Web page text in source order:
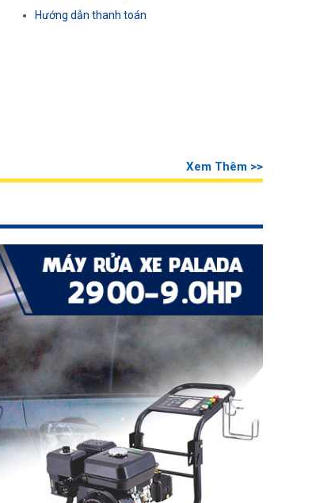
Hướng dẫn thanh toán
Xem Thêm >>